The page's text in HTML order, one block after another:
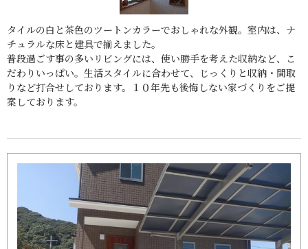
タイルの白と茶色のツートンカラーでおしゃれな外観。室内は、ナ
チュラルな床と建具で揃えました。
普段過ごす事の多いリビングには、使い勝手を考えた収納など、こ
だわりいっぱい。生活スタイルに合わせて、じっくりと収納・間取
りなど打合せしております。１０年先も後悔しない家づくりをご提
案しております。